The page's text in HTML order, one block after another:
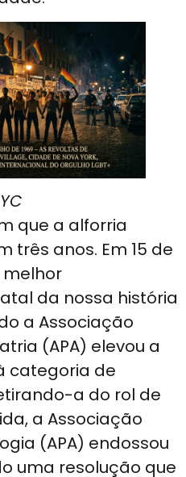
que a alforria
três anos. Em 15 de
melhor
da nossa história
a Associação
(APA) elevou a
categoria de
a do rol de
a Associação
(APA) endossou
uma resolução que